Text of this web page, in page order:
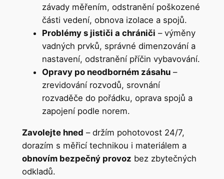
závady měřením, odstranění poškozené
části vedení, obnova izolace a spojů.
Problémy s jističi a chrániči – výměny
vadných prvků, správné dimenzování a
nastavení, odstranění příčin vybavování.
Opravy po neodborném zásahu–
zrevidování rozvodů, srovnání
rozvaděče do pořádku, oprava spojů a
zapojení podle norem.
Zavolejte hned – držím pohotovost 24/7,
dorazím s měřicí technikou i materiálem a
obnovím bezpečný provoz bez zbytečných
odkladů.